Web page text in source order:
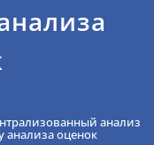
анализ
анализа оценок